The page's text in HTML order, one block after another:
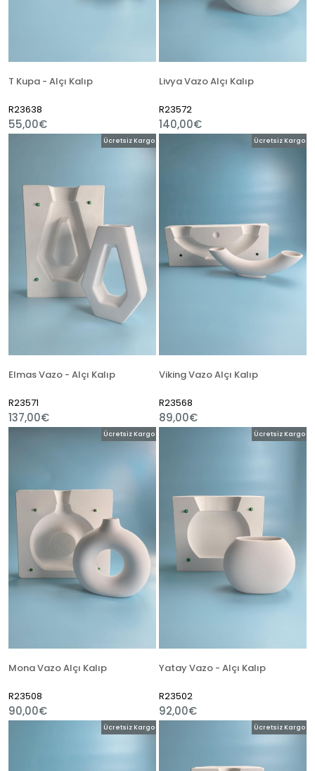
T Kupa - Alçı Kalıp
R23638
55,00€
Livya Vazo Alçı Kalıp
R23572
140,00€
Elmas Vazo - Alçı Kalıp
R23571
137,00€
Ücretsiz Kargo
Viking Vazo Alçı Kalıp
R23568
89,00€
Ücretsiz Kargo
Mona Vazo Alçı Kalıp
R23508
90,00€
Ücretsiz Kargo
Yatay Vazo - Alçı Kalıp
R23502
92,00€
Ücretsiz Kargo
Ücretsiz Kargo Ücretsiz Kargo